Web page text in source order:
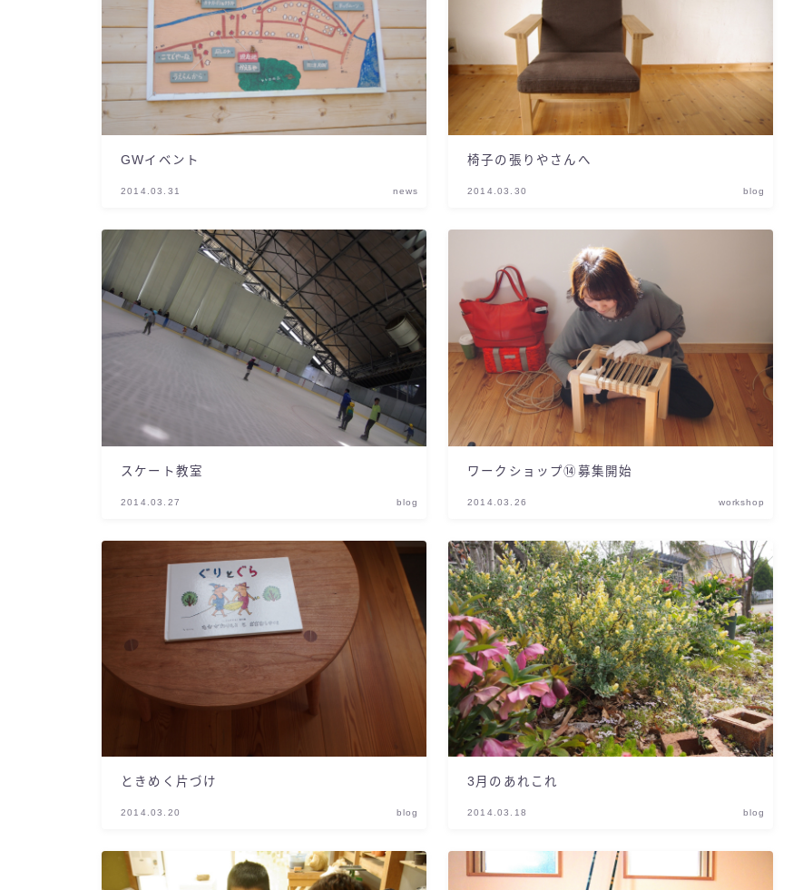
GWイベント
2014.03.31 news
椅子の張りやさんへ
2014.03.30 blog
スケート教室
2014.03.27 blog
ワークショップ⑭募集開始
2014.03.26 workshop
ときめく片づけ
2014.03.20 blog
3月のあれこれ
2014.03.18 blog